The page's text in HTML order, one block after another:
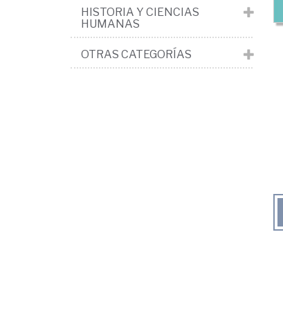
HISTORIA Y CIENCIAS
HUMANAS
OTRAS CATEGORÍAS